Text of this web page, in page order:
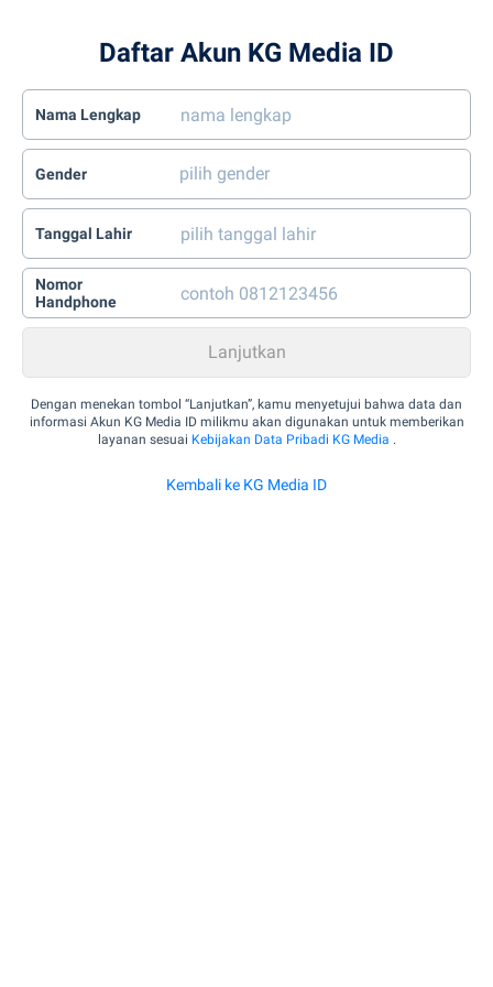
Daftar Akun KG Media ID
Nama Lengkap
Gender
Tanggal Lahir
Nomor
Handphone
Dengan menekan tombol “Lanjutkan”, kamu menyetujui bahwa data dan
informasi Akun KG Media ID milikmu akan digunakan untuk memberikan
layanan sesuai Kebijakan Data Pribadi KG Media .
Kembali ke KG Media ID